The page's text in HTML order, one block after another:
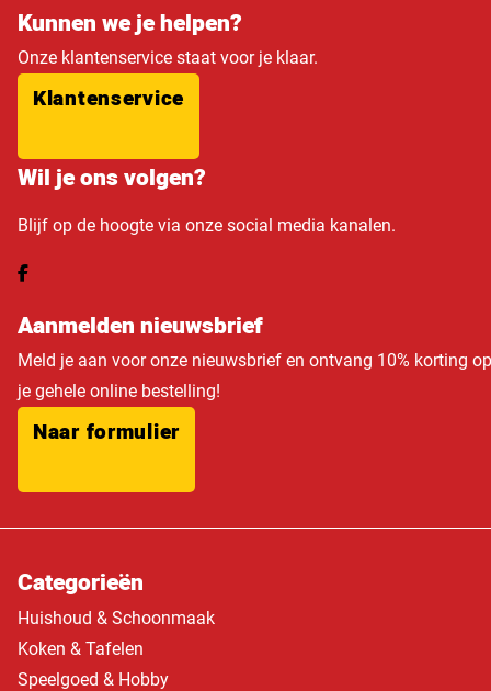
Kunnen we je helpen?
Onze klantenservice staat voor je klaar.
Klantenservice
Wil je ons volgen?
Blijf op de hoogte via onze social media kanalen.
Aanmelden nieuwsbrief
Meld je aan voor onze nieuwsbrief en ontvang 10% korting op
je gehele online bestelling!
Naar formulier
Categorieën
Huishoud & Schoonmaak
Koken & Tafelen
Speelgoed & Hobby